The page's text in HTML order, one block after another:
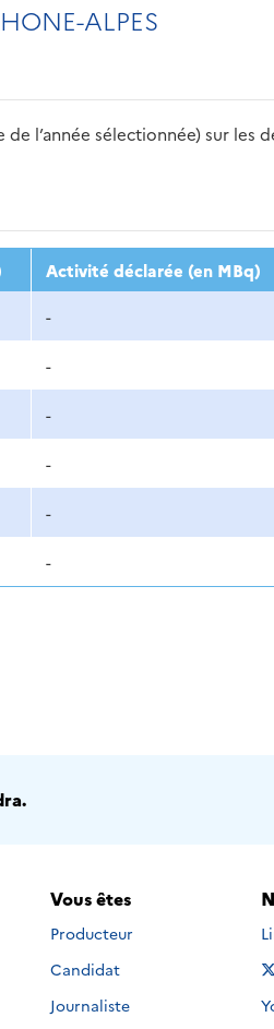
ALPES
l’année sélectionnée) sur les
2018 2019
Activité déclarée (en MBq)
-
-
-
-
-
-
Vous êtes
Producteur
Candidat
Journaliste